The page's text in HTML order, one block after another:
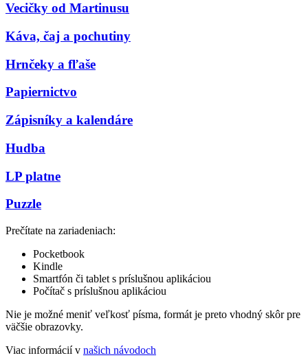
Vecičky od Martinusu
Káva, čaj a pochutiny
Hrnčeky a fľaše
Papiernictvo
Zápisníky a kalendáre
Hudba
LP platne
Puzzle
Prečítate na zariadeniach:
Pocketbook
Kindle
Smartfón či tablet s príslušnou aplikáciou
Počítač s príslušnou aplikáciou
Nie je možné meniť veľkosť písma, formát je preto vhodný skôr pre
väčšie obrazovky.
Viac informácií v našich návodoch